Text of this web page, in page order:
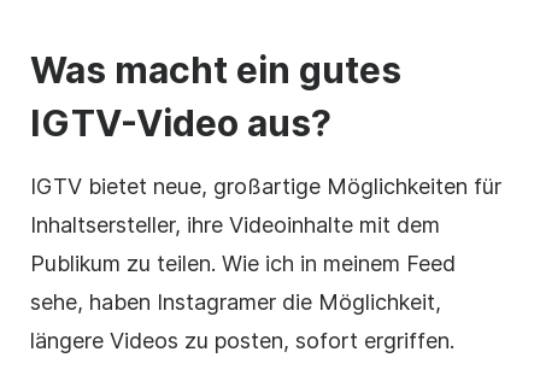
Was macht ein gutes
IGTV-Video aus?
IGTV bietet neue, großartige Möglichkeiten für
Inhaltsersteller, ihre Videoinhalte mit dem
Publikum zu teilen. Wie ich in meinem Feed
sehe, haben Instagramer die Möglichkeit,
längere Videos zu posten, sofort ergriffen.